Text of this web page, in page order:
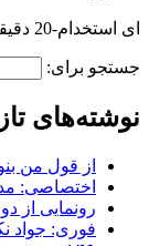
ای استخدام-20 دقیقه پیش دانلود ها پلاس سپهر نیوز
جستجو برای:
نوشته‌های
از قول من
اختصاصی:
رونمایی از
فوری: جواد